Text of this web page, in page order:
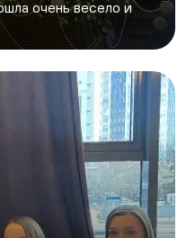
очень весело и